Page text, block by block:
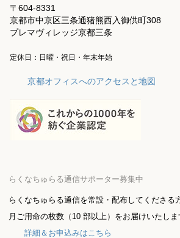
〒604-8331
京都市中京区三条通猪熊西入御供町308
プレマヴィレッジ京都三条
定休日：日曜・祝日・年末年始
京都オフィスへのアクセスと地図
らくなちゅらる通信サポーター募集中
らくなちゅらる通信を常設・配布してくださる
月ご用命の枚数（10 部以上）をお届けいたしま
詳細＆お申込みはこちら